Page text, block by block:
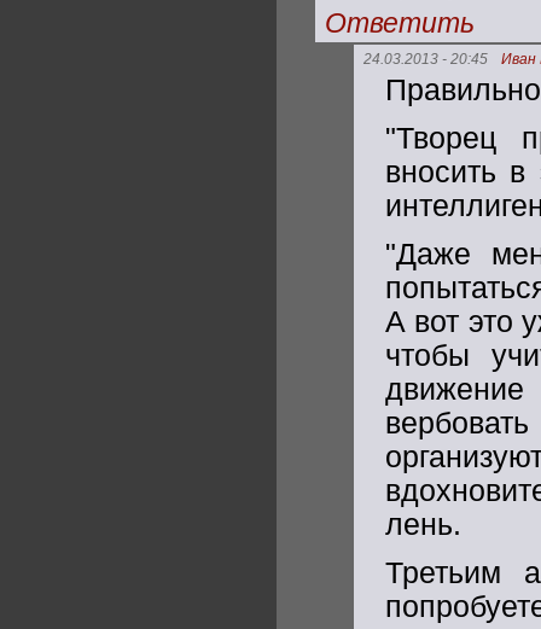
Ответить
24.03.2013 - 20:45 Иван
"Творец
вносить
"Даже
А вот это
чтобы
лень.
Третьим